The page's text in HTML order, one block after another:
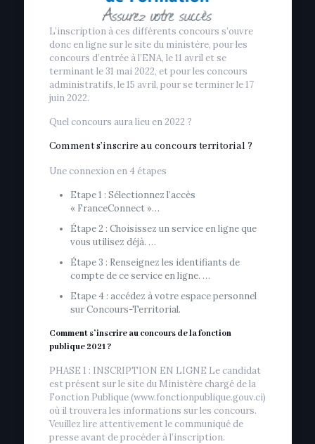
L’inscription à ces différents concours s’ouvre
donc en ligne sur le site du ministère, pour les
concours d’entrée à l’ENA, le 11 avril et se
terminant le 31 mai 2022, et pour les concours
administratifs, le 15 avril, pour se terminer le 17
juin 2022.
Quel concours aura lieu en 2022 ?
Comment s’inscrire au concours territorial ?
Une connexion en 4 étapes
Etape 1 : Sélectionnez l’accès
« FranceConnect »…
Étape 2 : Choisissez un service en ligne que
vous utilisez déjà. …
Étape 3 : Renseignez les identifiants de
compte de ce service en ligne. …
Etape 4 : accédez à votre espace personnel
sur Concours-Territorial.
Comment s’inscrire au concours de la fonction
publique 2021 ?
PHASE 1 : INSCRIPTION EN LIGNE Le candidat
est présent sur le site du Ministère chargé de la
Fonction Publique (www.fonctionpublique.gouv.ci)
où il trouvera les informations sur les concours.
Veuillez lire attentivement le communiqué de
presse avant de procéder à l’inscription.